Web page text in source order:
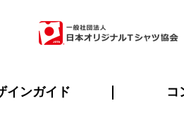
インガイド コ